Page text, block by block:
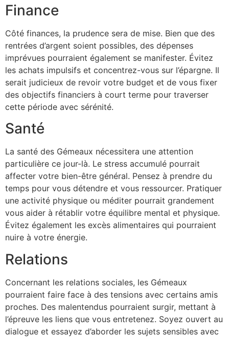
Finance
Côté finances, la prudence sera de mise. Bien que des
rentrées d’argent soient possibles, des dépenses
imprévues pourraient également se manifester. Évitez
les achats impulsifs et concentrez-vous sur l’épargne. Il
serait judicieux de revoir votre budget et de vous fixer
des objectifs financiers à court terme pour traverser
cette période avec sérénité.
Santé
La santé des Gémeaux nécessitera une attention
particulière ce jour-là. Le stress accumulé pourrait
affecter votre bien-être général. Pensez à prendre du
temps pour vous détendre et vous ressourcer. Pratiquer
une activité physique ou méditer pourrait grandement
vous aider à rétablir votre équilibre mental et physique.
Évitez également les excès alimentaires qui pourraient
nuire à votre énergie.
Relations
Concernant les relations sociales, les Gémeaux
pourraient faire face à des tensions avec certains amis
proches. Des malentendus pourraient surgir, mettant à
l’épreuve les liens que vous entretenez. Soyez ouvert au
dialogue et essayez d’aborder les sujets sensibles avec